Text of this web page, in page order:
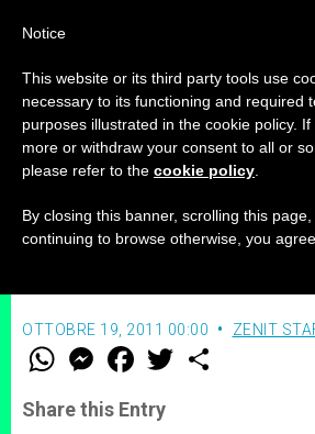
A Roma una tavola
sull'educazione al
OTTOBRE 19, 2011 00:00 ZENIT
W
t
s
M
e
s
e
F
a
e
b
w
Share this Entry
Notice
This website or its third party tools use
necessary to its functioning and required
purposes illustrated in the cookie policy.
more or withdraw your consent to all or
please refer to the cookie policy
By closing this banner, scrolling this
continuing to browse otherwise, you